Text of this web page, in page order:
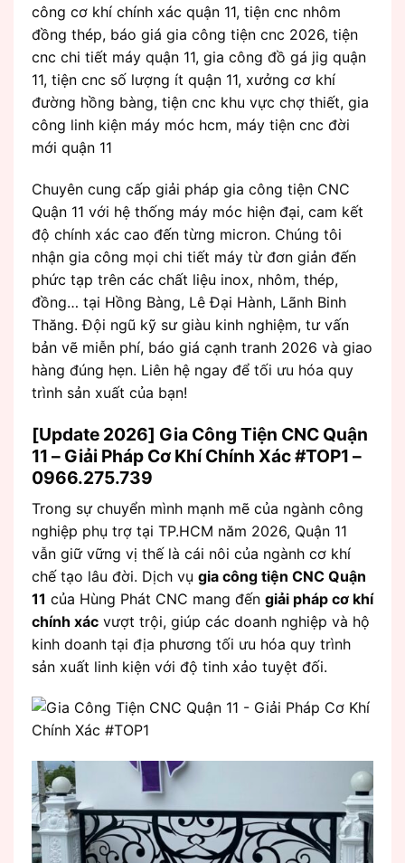
công cơ khí chính xác quận 11, tiện cnc nhôm
đồng thép, báo giá gia công tiện cnc 2026, tiện
cnc chi tiết máy quận 11, gia công đồ gá jig quận
11, tiện cnc số lượng ít quận 11, xưởng cơ khí
đường hồng bàng, tiện cnc khu vực chợ thiết, gia
công linh kiện máy móc hcm, máy tiện cnc đời
mới quận 11
Chuyên cung cấp giải pháp gia công tiện CNC
Quận 11 với hệ thống máy móc hiện đại, cam kết
độ chính xác cao đến từng micron. Chúng tôi
nhận gia công mọi chi tiết máy từ đơn giản đến
phức tạp trên các chất liệu inox, nhôm, thép,
đồng… tại Hồng Bàng, Lê Đại Hành, Lãnh Binh
Thăng. Đội ngũ kỹ sư giàu kinh nghiệm, tư vấn
bản vẽ miễn phí, báo giá cạnh tranh 2026 và giao
hàng đúng hẹn. Liên hệ ngay để tối ưu hóa quy
trình sản xuất của bạn!
[Update 2026] Gia Công Tiện CNC Quận
11 – Giải Pháp Cơ Khí Chính Xác #TOP1 –
0966.275.739
Trong sự chuyển mình mạnh mẽ của ngành công
nghiệp phụ trợ tại TP.HCM năm 2026, Quận 11
vẫn giữ vững vị thế là cái nôi của ngành cơ khí
chế tạo lâu đời. Dịch vụ gia công tiện CNC Quận
11 của Hùng Phát CNC mang đến giải pháp cơ khí
chính xác vượt trội, giúp các doanh nghiệp và hộ
kinh doanh tại địa phương tối ưu hóa quy trình
sản xuất linh kiện với độ tinh xảo tuyệt đối.